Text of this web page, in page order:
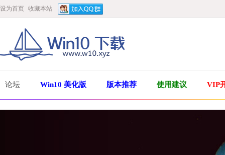
设为首页 收藏本站
论坛 Win10 美化版 版本推荐 使用建议 VIP